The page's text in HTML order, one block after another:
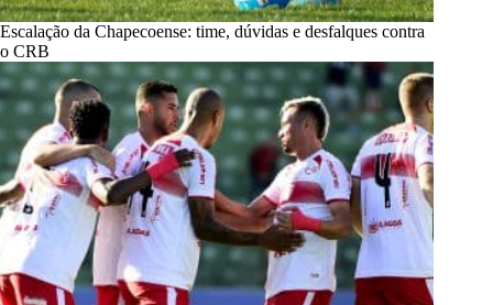
Escalação da Chapecoense: time, dúvidas e desfalques contra
o CRB